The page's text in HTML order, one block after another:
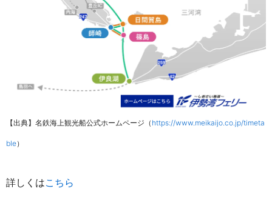
【出典】名鉄海上観光船公式ホームページ（ https://www.meikaijo.co.jp/timeta
ble）
詳しくはこちら